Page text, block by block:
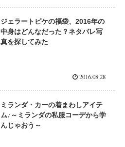
ジェラートピケの福袋、2016年の
中身はどんなだった？ネタバレ写
真を探してみた
2016.08.28
ミランダ・カーの着まわしアイテ
ム♪～ミランダの私服コーデから学
んじゃおう～